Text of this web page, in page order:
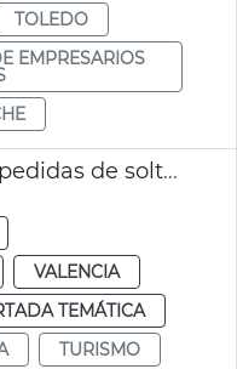
TOLEDO
EMPRESARIOS
València campaña despedidas de soltero ocio respetuoso
VALENCIA
TEMÁTICA
TURISMO